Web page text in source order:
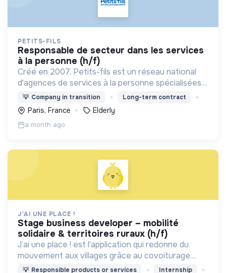
PETITS-FILS
responsable de secteur dans les services
à la personne (h/f)
Créé en 2007, Petits-fils est un réseau national
d'agences de services à la personne spécialisées
dans l'aide à domicile pour les personnes âgées.
💡 Company in transition Long-term contract
Paris, France Elderly
a month ago
J'AI UNE PLACE !
stage business developer – mobilité
solidaire & territoires ruraux (h/f)
J’ai une place ! est l'application qui redonne du
mouvement aux villages grâce au covoiturage
solidaire. Une solution ultra-locale, pensée pour le
💡 Responsible products or services Internship